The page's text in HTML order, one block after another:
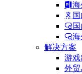
海
海
解决方案
游戏
外贸